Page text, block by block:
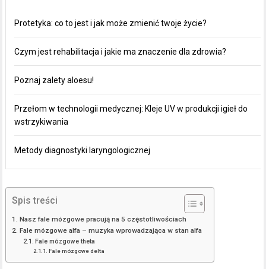
Protetyka: co to jest i jak może zmienić twoje życie?
Czym jest rehabilitacja i jakie ma znaczenie dla zdrowia?
Poznaj zalety aloesu!
Przełom w technologii medycznej: Kleje UV w produkcji igieł do
wstrzykiwania
Metody diagnostyki laryngologicznej
Spis treści
Nasz fale mózgowe pracują na 5 częstotliwościach
Fale mózgowe alfa – muzyka wprowadzająca w stan alfa
Fale mózgowe theta
Fale mózgowe delta